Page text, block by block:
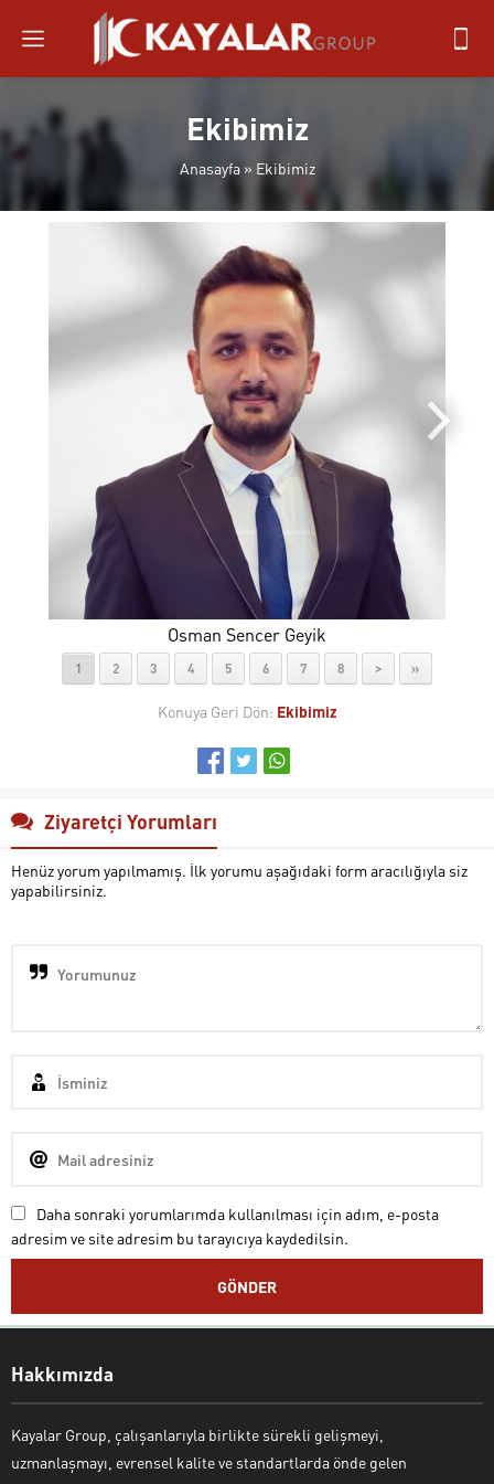
Ekibimiz
Anasayfa» Ekibimiz
Osman Sencer Geyik
1 2 3 4 5 6 7 8 > »
Konuya Geri Dön: Ekibimiz
Ziyaretçi Yorumları
Henüz yorum yapılmamış. İlk yorumu aşağıdaki form aracılığıyla siz
yapabilirsiniz.
Daha sonraki yorumlarımda kullanılması için adım, e-posta
adresim ve site adresim bu tarayıcıya kaydedilsin.
Hakkımızda
Kayalar Group, çalışanlarıyla birlikte sürekli gelişmeyi,
uzmanlaşmayı, evrensel kalite ve standartlarda önde gelen